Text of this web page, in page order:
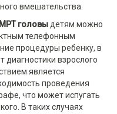
вмешательства.
МРТ головы детям можно
телефонным
процедуры ребенку, в
диагностики взрослого
является
проведения
что может испугать
В таких случаях